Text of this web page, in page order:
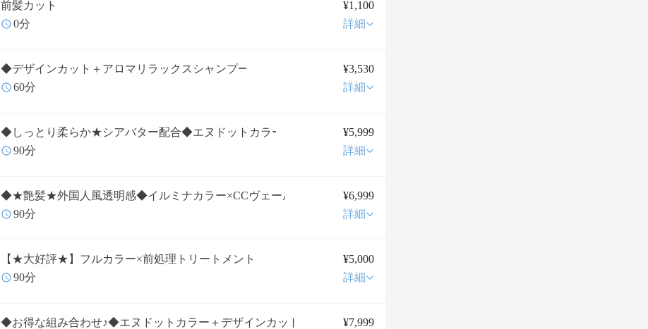
前髪カット
¥1,100
0分
詳細
◆デザインカット＋アロマリラックスシャンプー
¥3,530
60分
詳細
◆しっとり柔らか★シアバター配合◆エヌドットカラー
¥5,999
90分
詳細
◆★艶髪★外国人風透明感◆イルミナカラー×CCヴェール
¥6,999
90分
詳細
【★大好評★】フルカラー×前処理トリートメント
¥5,000
90分
詳細
◆お得な組み合わせ♪◆エヌドットカラー＋デザインカット
¥7,999